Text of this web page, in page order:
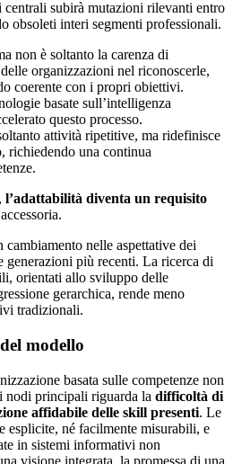
centrali subirà mutazioni rilevanti entro
obsoleti interi segmenti professionali.
non è soltanto la carenza di
organizzazioni nel riconoscerle,
coerente con i propri obiettivi.
basate sull’intelligenza
questo processo.
attività ripetitive, ma ridefinisce
richiedendo una continua
l’adattabilità diventa un requisito
nelle aspettative dei
più recenti. La ricerca di
orientati allo sviluppo delle
gerarchica, rende meno
tradizionali.
modello
basata sulle competenze non
nodi principali riguarda la difficoltà di
affidabile delle skill presenti. Le
esplicite, né facilmente misurabili, e
in sistemi informativi non
visione integrata, la promessa di una